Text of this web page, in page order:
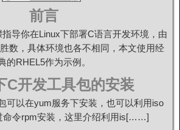
前言
导你在Linux下部署C语言开发环境，由
数，具体环境也各不相同，本文使用经
的RHEL5作为示例。
C开发工具包的安装
可以在yum服务下安装，也可以利用iso
命令rpm安装，这里介绍利用is[……]